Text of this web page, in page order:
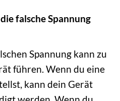
falsche Spannung
Spannung kann zu
führen. Wenn du eine
kann dein Gerät